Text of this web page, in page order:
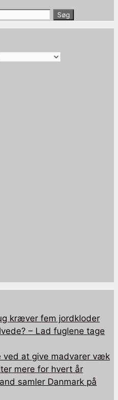
kræver fem jordkloder
– Lad fuglene tage
ved at give madvarer væk
mere for hvert år
samler Danmark på